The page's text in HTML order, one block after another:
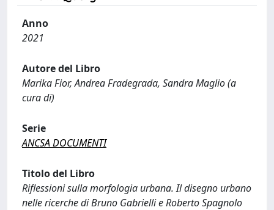
Anno
2021
Autore del Libro
Marika Fior, Andrea Fradegrada, Sandra Maglio (a
cura di)
Serie
ANCSA DOCUMENTI
Titolo del Libro
Riflessioni sulla morfologia urbana. Il disegno urbano
nelle ricerche di Bruno Gabrielli e Roberto Spagnolo